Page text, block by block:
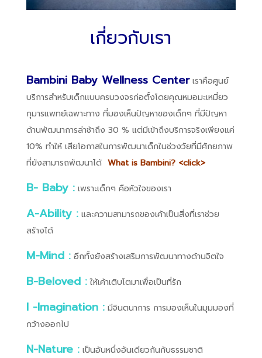
เกี่ยวกับเรา
Bambini Baby Wellness Centerเราคือศูนย์
บริการสำหรับเด็กแบบครบวงจรก่อตั้งโดยคุณหมอมะเหมี่ยว
กุมารแพทย์เฉพาะทาง ที่มองเห็นปัญหาของเด็กๆ ที่มีปัญหา
ด้านพัฒนาการล่าช้าถึง 30 % แต่มีเข้าถึงบริการจริงเพียงแค่
10% ทำให้ เสียโอกาสในการพัฒนาเด็กในช่วงวัยที่มีศักยภาพ
ที่ยังสามารถพัฒนาได้ What is Bambini? <click>
B- Baby :เพราะเด็กๆ คือหัวใจของเรา
A-Ability :และความสามารถของเค้าเป็นสิ่งที่เราช่วย
สร้างได้
M-Mind :อีกทั้งยังสร้างเสริมการพัฒนาทางด้านจิตใจ
B-Beloved :ให้เค้าเติบโตมาเพื่อเป็นที่รัก
I -Imagination :มีจินตนาการ การมองเห็นในมุมมองที่
กว้างออกไป
N-Nature :เป็นอันหนึ่งอันเดียวกันกับธรรมชาติ